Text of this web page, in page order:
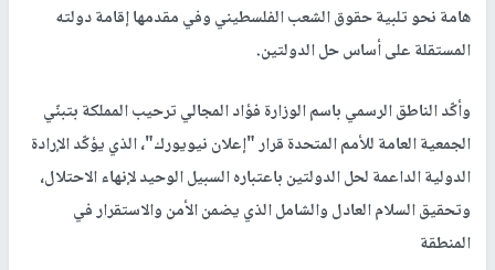
هامة نحو تلبية حقوق الشعب الفلسطيني وفي مقدمها إقامة دولته
المستقلة على أساس حل الدولتين.
وأكّد الناطق الرسمي باسم الوزارة فؤاد المجالي ترحيب المملكة بتبنّي
الجمعية العامة للأمم المتحدة قرار "إعلان نيويورك"، الذي يؤكّد الإرادة
الدولية الداعمة لحل الدولتين باعتباره السبيل الوحيد لإنهاء الاحتلال،
وتحقيق السلام العادل والشامل الذي يضمن الأمن والاستقرار في
المنطقة